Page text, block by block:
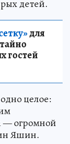
детей.
для
гостей
целое:
— огромной
Яшин.